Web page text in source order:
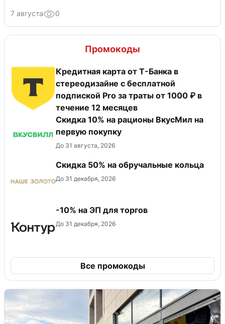
7 августа 0
Промокоды
Кредитная карта от Т-Банка в
стереодизайне с бесплатной
подпиской Pro за траты от 1000 ₽ в
течение 12 месяцев
Скидка 10% на рационы ВкусМил на
первую покупку
До 31 августа, 2026
Скидка 50% на обручальные кольца
До 31 декабря, 2026
-10% на ЭП для торгов
До 31 декабря, 2026
Все промокоды